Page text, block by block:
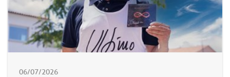
06/07/2026